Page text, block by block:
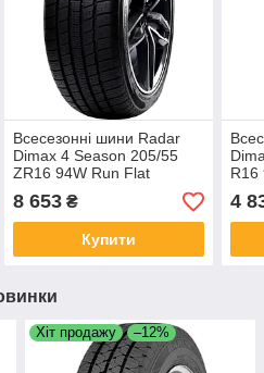
Всесезонні шини Radar
Dimax 4 Season 205/55
ZR16 94W Run Flat
8 653₴
Купити
R16
4
Хіт продажу –12%